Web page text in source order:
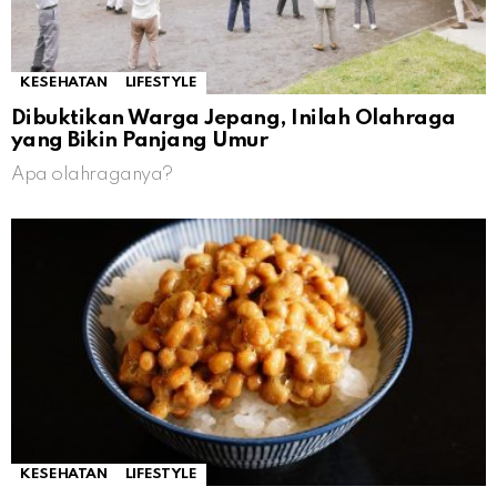
KESEHATAN LIFESTYLE
Dibuktikan Warga Jepang, Inilah Olahraga
yang Bikin Panjang Umur
Apa olahraganya?
KESEHATAN LIFESTYLE